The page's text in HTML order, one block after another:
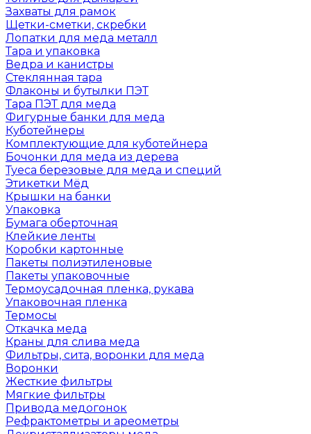
Захваты для рамок
Щетки-сметки, скребки
Лопатки для меда металл
Тара и упаковка
Ведра и канистры
Стеклянная тара
Флаконы и бутылки ПЭТ
Тара ПЭТ для меда
Фигурные банки для меда
Куботейнеры
Комплектующие для куботейнера
Бочонки для меда из дерева
Туеса березовые для меда и специй
Этикетки Мёд
Крышки на банки
Упаковка
Бумага оберточная
Клейкие ленты
Коробки картонные
Пакеты полиэтиленовые
Пакеты упаковочные
Термоусадочная пленка, рукава
Упаковочная пленка
Термосы
Откачка меда
Краны для слива меда
Фильтры, сита, воронки для меда
Воронки
Жесткие фильтры
Мягкие фильтры
Привода медогонок
Рефрактометры и ареометры